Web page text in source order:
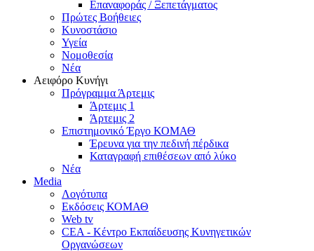
Επαναφοράς / Ξεπετάγματος
Πρώτες Βοήθειες
Κυνοστάσιο
Υγεία
Νομοθεσία
Νέα
Αειφόρο Κυνήγι
Πρόγραμμα Άρτεμις
Άρτεμις 1
Άρτεμις 2
Επιστημονικό Έργο ΚΟΜΑΘ
Έρευνα για την πεδινή πέρδικα
Καταγραφή επιθέσεων από λύκο
Νέα
Media
Λογότυπα
Εκδόσεις ΚΟΜΑΘ
Web tv
CEA - Κέντρο Εκπαίδευσης Κυνηγετικών
Οργανώσεων